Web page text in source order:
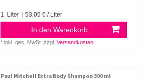
1 Liter | 53,05 € / Liter
In den Warenkorb
*inkl. ges. MwSt. zzgl.Versandkosten
Paul Mitchell Extra Body Shampoo 300 ml